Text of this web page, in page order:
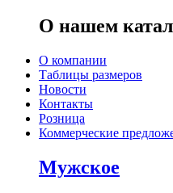
О нашем
О компании
Таблицы размеров
Новости
Контакты
Розница
Коммерческие
Мужское